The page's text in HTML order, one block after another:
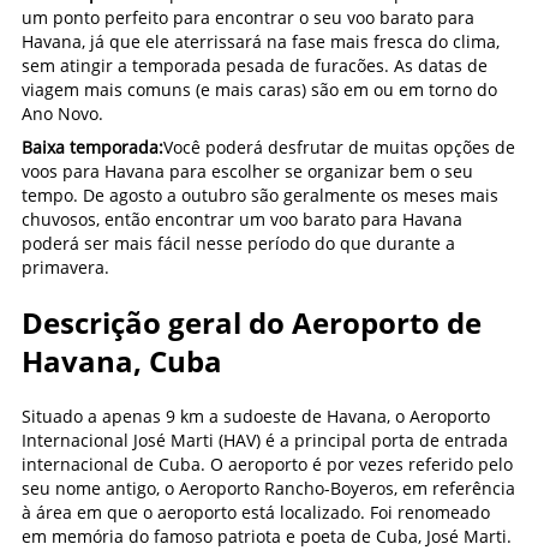
um ponto perfeito para encontrar o seu voo barato para
Havana, já que ele aterrissará na fase mais fresca do clima,
sem atingir a temporada pesada de furacões. As datas de
viagem mais comuns (e mais caras) são em ou em torno do
Ano Novo.
Baixa temporada:Você poderá desfrutar de muitas opções de
voos para Havana para escolher se organizar bem o seu
tempo. De agosto a outubro são geralmente os meses mais
chuvosos, então encontrar um voo barato para Havana
poderá ser mais fácil nesse período do que durante a
primavera.
Descrição geral do Aeroporto de
Havana, Cuba
Situado a apenas 9 km a sudoeste de Havana, o Aeroporto
Internacional José Marti (HAV) é a principal porta de entrada
internacional de Cuba. O aeroporto é por vezes referido pelo
seu nome antigo, o Aeroporto Rancho-Boyeros, em referência
à área em que o aeroporto está localizado. Foi renomeado
em memória do famoso patriota e poeta de Cuba, José Marti.